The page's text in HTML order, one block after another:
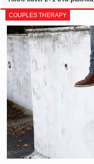
COUPLES THERAPY